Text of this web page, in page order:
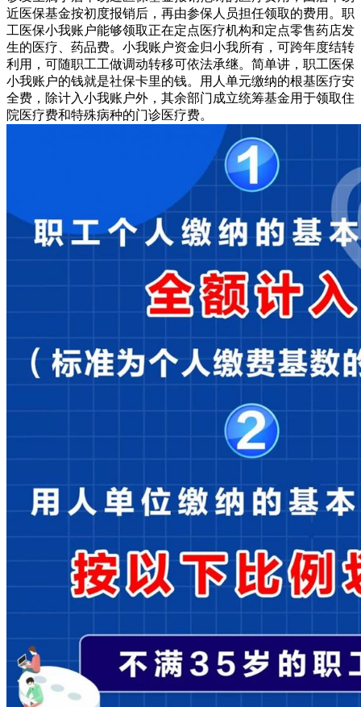
近医保基金按初度报销后，再由参保人员担任领取的费用。职
工医保小我账户能够领取正在定点医疗机构和定点零售药店发
生的医疗、药品费。小我账户资金归小我所有，可跨年度结转
利用，可随职工工做调动转移可依法承继。简单讲，职工医保
小我账户的钱就是社保卡里的钱。用人单元缴纳的根基医疗安
全费，除计入小我账户外，其余部门成立统筹基金用于领取住
院医疗费和特殊病种的门诊医疗费。